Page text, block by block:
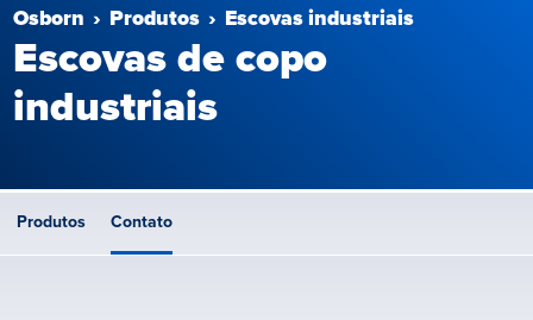
Osborn Produtos Escovas industriais
Escovas de copo
industriais
Produtos Contato